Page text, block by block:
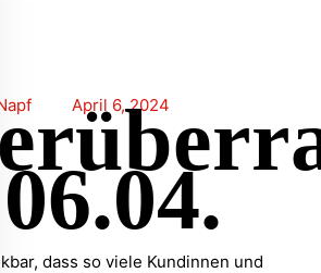
April 6, 2024
06.04.
dass so viele Kundinnen und